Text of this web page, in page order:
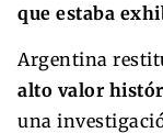
que estaba
Argentina
alto valor
una